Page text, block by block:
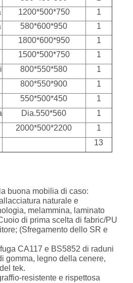
1200*500*750
1
580*600*950
1
1800*600*950
1
1500*500*750
1
800*550*580
1
800*550*900
1
550*500*450
1
Dia.550*560
1
2000*500*2200
1
13
buona mobilia di caso:
naturale e
melammina, laminato
di prima scelta di fabric/PU
(Sfregamento dello SR e
CA117 e BS5852 di raduni
gomma, legno della cenere,
tek.
resistente e rispettosa